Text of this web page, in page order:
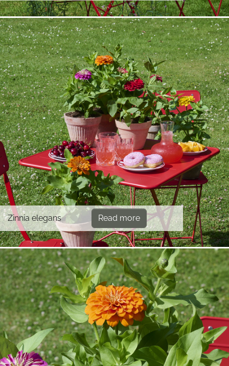
Zinnia elegans Read more